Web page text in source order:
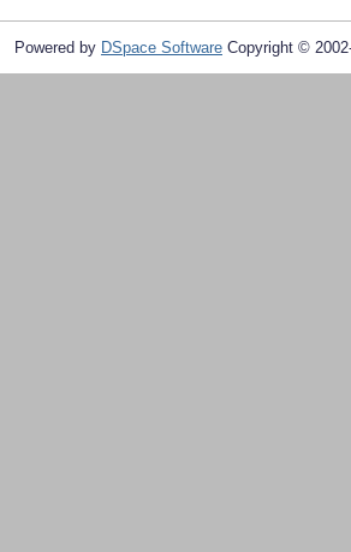
Powered by DSpace Software Copyright ©